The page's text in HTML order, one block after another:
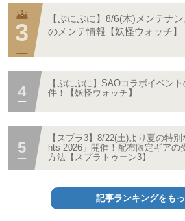
【ぷにぷに】8/6(木)メンテナ
のメンテ情報【妖怪ウォッチ】
【ぷにぷに】SAOコラボイベン
件！【妖怪ウォッチ】
【スプラ3】8/22(土)より夏の特
hts 2026」開催！配布限定ギアの
方法【スプラトゥーン3】
記事ランキングをも